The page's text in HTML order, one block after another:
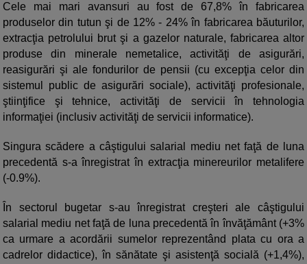
Cele mai mari avansuri au fost de 67,8% în fabricarea
produselor din tutun şi de 12% - 24% în fabricarea băuturilor,
extracţia petrolului brut şi a gazelor naturale, fabricarea altor
produse din minerale nemetalice, activităţi de asigurări,
reasigurări şi ale fondurilor de pensii (cu excepţia celor din
sistemul public de asigurări sociale), activităţi profesionale,
ştiinţifice şi tehnice, activităţi de servicii în tehnologia
informaţiei (inclusiv activităţi de servicii informatice).
Singura scădere a câştigului salarial mediu net faţă de luna
precedentă s-a înregistrat în extracţia minereurilor metalifere
(-0.9%).
În sectorul bugetar s-au înregistrat creşteri ale câştigului
salarial mediu net faţă de luna precedentă în învăţământ (+3%
ca urmare a acordării sumelor reprezentând plata cu ora a
cadrelor didactice), în sănătate şi asistenţă socială (+1,4%),